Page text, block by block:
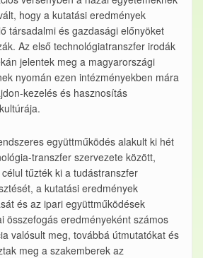
hogy a kutatási eredmények
társadalmi és gazdasági előnyöket
Az első technológiatranszfer irodák
jelentek meg a magyarországi
nyomán ezen intézményekben mára
kezelés és hasznosítás
együttműködés alakult ki hét
transzfer szervezete között,
tűzték ki a tudástranszfer
a kutatási eredmények
és az ipari együttműködések
összefogás eredményeként számos
valósult meg, továbbá útmutatókat és
meg a szakemberek az